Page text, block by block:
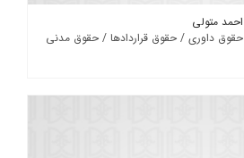
احمد متولی
حقوق داوری / حقوق قراردادها / حقوق مدنی